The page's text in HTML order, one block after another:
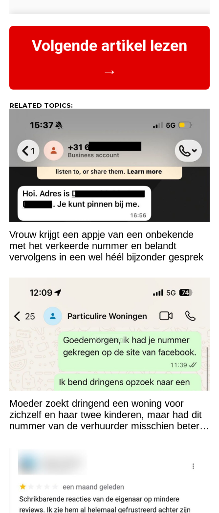
Volgende artikel lezen
→
RELATED TOPICS:
Vrouw krijgt een appje van een onbekende
met het verkeerde nummer en belandt
vervolgens in een wel héél bijzonder gesprek
Moeder zoekt dringend een woning voor
zichzelf en haar twee kinderen, maar had dit
nummer van de verhuurder misschien beter